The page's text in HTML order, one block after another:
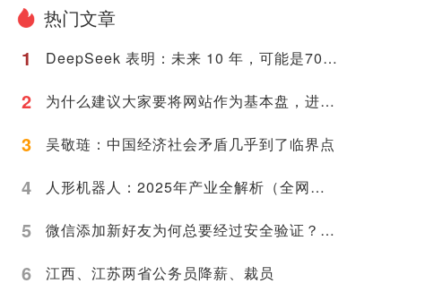
热门文章
1
DeepSeek 表明：未来 10 年，可能是70后80后最艰难的10 年
2 为什么建议大家要将网站作为基本盘，进来看看是否有道理再喷
3 吴敬琏：中国经济社会矛盾几乎到了临界点
4 人形机器人：2025年产业全解析（全网最全国内外玩家排行&细分龙头）
5 微信添加新好友为何总要经过安全验证？背后原因深度解析
6 江西、江苏两省公务员降薪、裁员